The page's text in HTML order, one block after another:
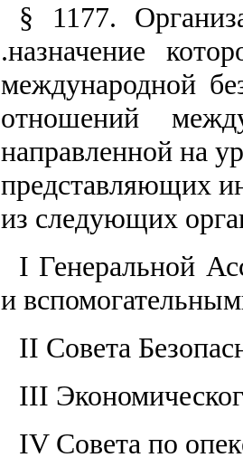
§ 1177.
.назначение
международной
отношений
направленной на
представляющих
из следующих
I Генеральной
и
II Совета
III
IV Совета по